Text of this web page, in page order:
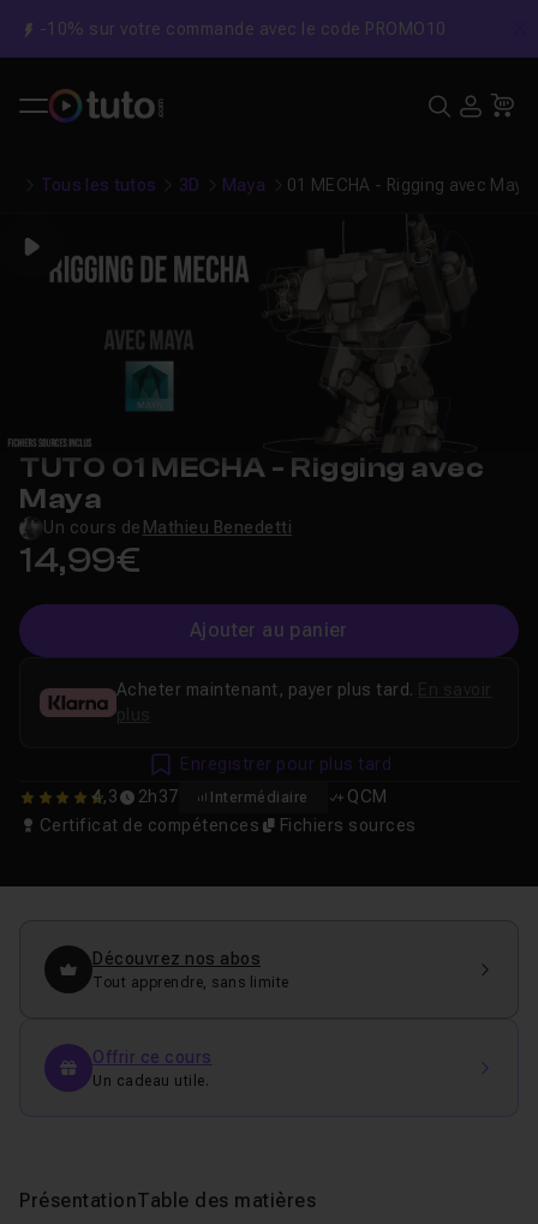
-10% sur votre commande avec le code PROMO10
Tous les tutos 3D Maya 01 MECHA - Rigging avec Maya
Play
TUTO 01 MECHA - Rigging avec
Maya
Un cours de Mathieu Benedetti
14,99€
Ajouter au panier
4.25 4,3 2h37 Intermédiaire
QCM
Certificat de compétences
Fichiers sources
Acheter maintenant, payer plus tard.
plus
Enregistrer pour plus tard
Découvrez nos abos
Tout apprendre, sans limite
Offrir ce cours
Un cadeau utile.
PrésentationTable des matières